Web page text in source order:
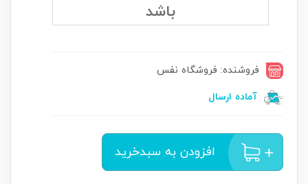
باشد
فروشنده: فروشگاه نفس
آماده ارسال
افزودن به سبدخرید